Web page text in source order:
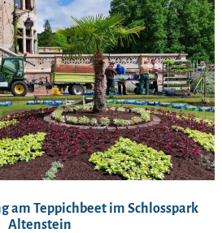
am Teppichbeet im Schlosspark
Altenstein